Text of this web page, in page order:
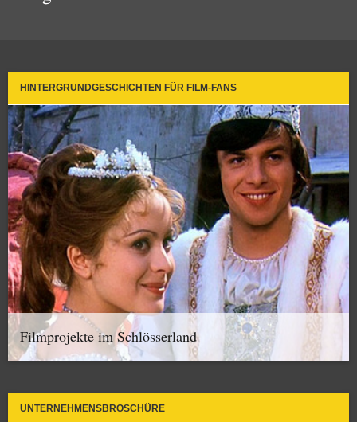
HINTERGRUNDGESCHICHTEN FÜR FILM-FANS
Filmprojekte im Schlösserland
UNTERNEHMENSBROSCHÜRE